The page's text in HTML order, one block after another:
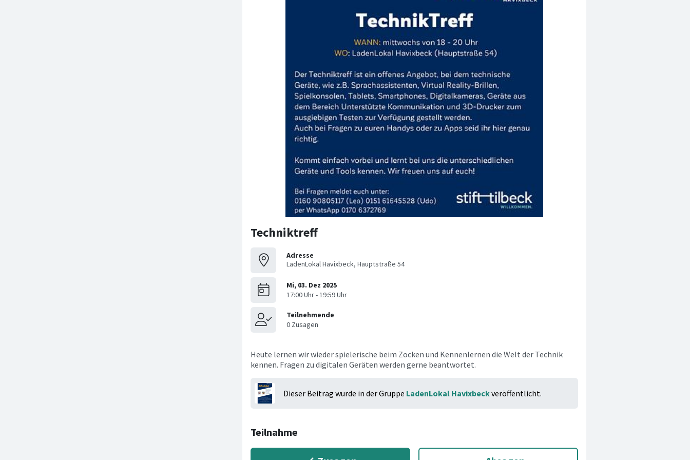
Techniktreff
Adresse
LadenLokal Havixbeck, Hauptstraße 54
Heute lernen wir wieder spielerische beim Zocken und Kennenlernen die Welt der Technik
kennen. Fragen zu digitalen Geräten werden gerne beantwortet.
Dieser Beitrag wurde in der Gruppe LadenLokal Havixbeckveröffentlicht.